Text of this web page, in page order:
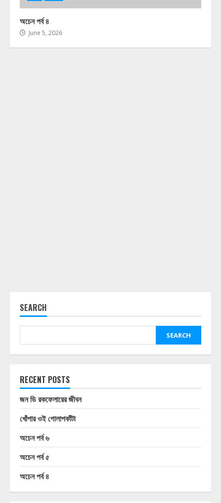
অচেন পর্ব ৪
June 5, 2026
SEARCH
SEARCH
RECENT POSTS
জন ডি রকফেলারের জীবন
খোঁপার ওই গোলাপকাঁটা
অচেন পর্ব ৬
অচেন পর্ব ৫
অচেন পর্ব ৪